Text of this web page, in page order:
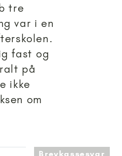
tre
var i en
fast og
på
ikke
om
Brevkassesvar